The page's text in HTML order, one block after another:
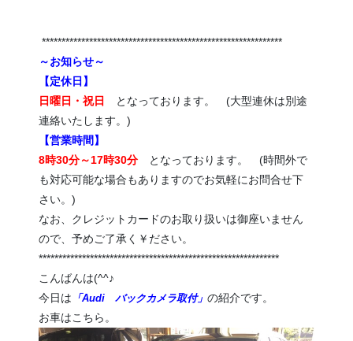
*************************************************************
～お知らせ～
【定休日】
日曜日・祝日
となっております。 (大型連休は別途
連絡いたします。)
【営業時間】
8時30分～17時30分 となっております。 (時間外で
も対応可能な場合もありますのでお気軽にお問合せ下
さい。)
なお、クレジットカードのお取り扱いは御座いません
ので、予めご了承く￥ださい。
*************************************************************
こんばんは(^^♪
今日は 「Audi バックカメラ取付」の紹介です。
お車はこちら。